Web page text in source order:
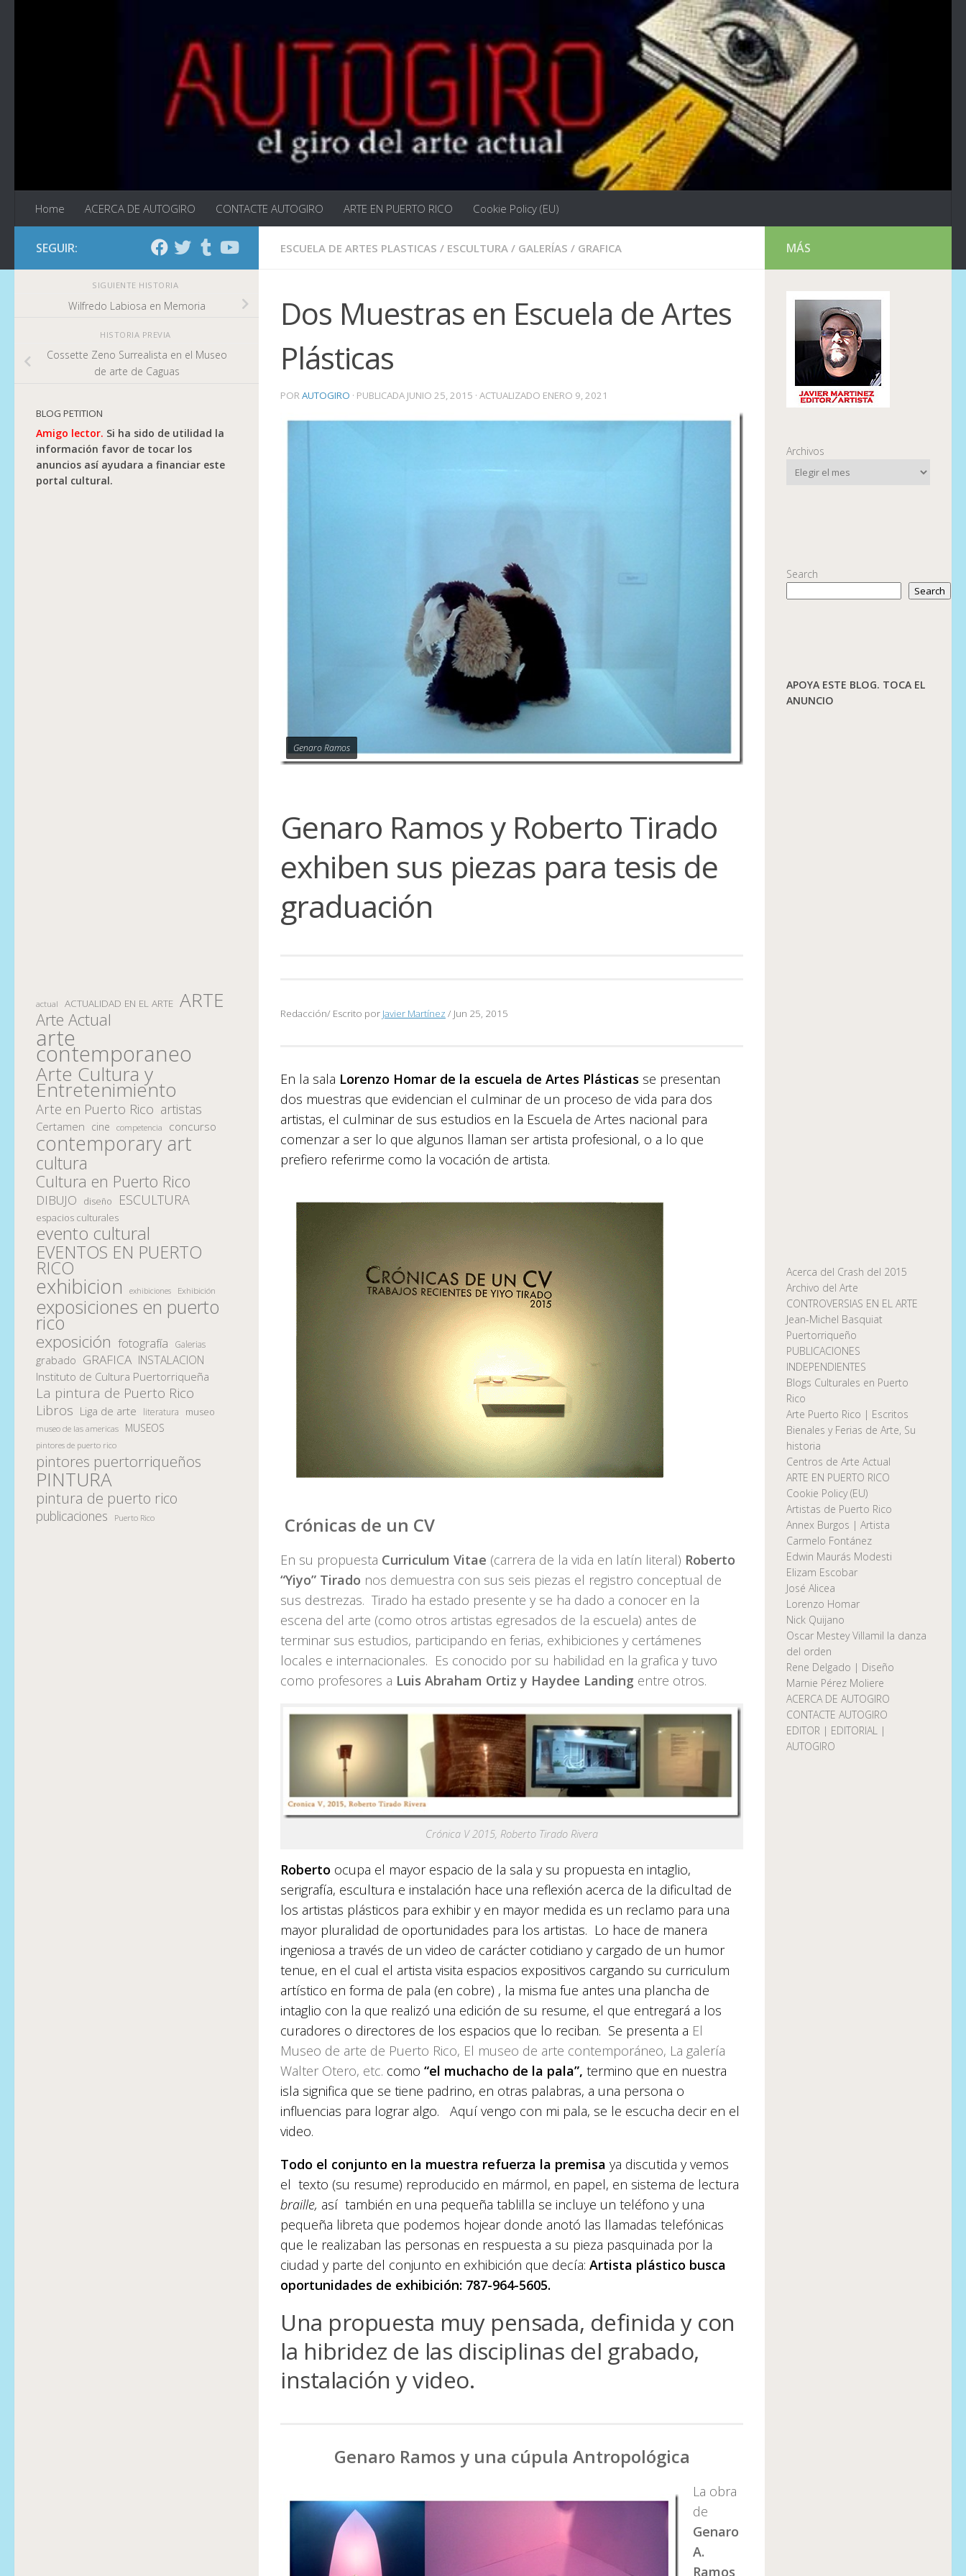
Home ACERCA DE AUTOGIRO CONTACTE AUTOGIRO ARTE EN PUERTO RICO Cookie Policy (EU)
ESCUELA DE ARTES PLASTICAS / ESCULTURA / GALERÍAS / GRAFICA
Dos Muestras en Escuela de Artes
Plásticas
PORAUTOGIRO · PUBLICADA JUNIO 25, 2015 · ACTUALIZADO ENERO 9, 2021
Genaro Ramos
Genaro Ramos y Roberto Tirado
exhiben sus piezas para tesis de
graduación
Redacción/ Escrito por Javier Martínez / Jun 25, 2015
En la sala Lorenzo Homar de la escuela de Artes Plásticas se presentan
dos muestras que evidencian el culminar de un proceso de vida para dos
artistas, el culminar de sus estudios en la Escuela de Artes nacional para
comenzar a ser lo que algunos llaman ser artista profesional, o a lo que
prefiero referirme como la vocación de artista.
Crónicas de un CV
En su propuesta Curriculum Vitae (carrera de la vida en latín literal) Roberto
“Yiyo” Tirado nos demuestra con sus seis piezas el registro conceptual de
sus destrezas. Tirado ha estado presente y se ha dado a conocer en la
escena del arte (como otros artistas egresados de la escuela) antes de
terminar sus estudios, participando en ferias, exhibiciones y certámenes
locales e internacionales. Es conocido por su habilidad en la grafica y tuvo
como profesores a Luis Abraham Ortiz y Haydee Landing entre otros.
Crónica V 2015, Roberto Tirado Rivera
Roberto ocupa el mayor espacio de la sala y su propuesta en intaglio,
serigrafía, escultura e instalación hace una reflexión acerca de la dificultad de
los artistas plásticos para exhibir y en mayor medida es un reclamo para una
mayor pluralidad de oportunidades para los artistas. Lo hace de manera
ingeniosa a través de un video de carácter cotidiano y cargado de un humor
tenue, en el cual el artista visita espacios expositivos cargando su curriculum
artístico en forma de pala (en cobre) , la misma fue antes una plancha de
intaglio con la que realizó una edición de su resume, el que entregará a los
curadores o directores de los espacios que lo reciban. Se presenta a El
Museo de arte de Puerto Rico, El museo de arte contemporáneo, La galería
Walter Otero, etc. como “el muchacho de la pala”, termino que en nuestra
isla significa que se tiene padrino, en otras palabras, a una persona o
influencias para lograr algo. Aquí vengo con mi pala, se le escucha decir en el
video.
Todo el conjunto en la muestra refuerza la premisa ya discutida y vemos
el texto (su resume) reproducido en mármol, en papel, en sistema de lectura
braille, así también en una pequeña tablilla se incluye un teléfono y una
pequeña libreta que podemos hojear donde anotó las llamadas telefónicas
que le realizaban las personas en respuesta a su pieza pasquinada por la
ciudad y parte del conjunto en exhibición que decía: Artista plástico busca
oportunidades de exhibición: 787-964-5605.
Una propuesta muy pensada, definida y con
la hibridez de las disciplinas del grabado,
instalación y video.
Genaro Ramos y una cúpula Antropológica
La obra
de
Genaro
A.
Ramos
SEGUIR:
SIGUIENTE HISTORIA
Wilfredo Labiosa en Memoria
HISTORIA PREVIA
Cossette Zeno Surrealista en el Museo
de arte de Caguas
BLOG PETITION
Amigo lector. Si ha sido de utilidad la
información favor de tocar los
anuncios así ayudara a financiar este
portal cultural.
actual ACTUALIDAD EN EL ARTE ARTE
Arte Actual
arte
contemporaneo
Arte Cultura y
Entretenimiento
Arte en Puerto Rico artistas
Certamen cine competencia concurso
contemporary art
cultura
Cultura en Puerto Rico
DIBUJO diseño ESCULTURA
espacios culturales
evento cultural
EVENTOS EN PUERTO
RICO
exhibicion exhibiciones Exhibición
exposiciones en puerto
rico
exposición fotografía Galerias
grabado GRAFICA INSTALACION
Instituto de Cultura Puertorriqueña
La pintura de Puerto Rico
Libros Liga de arte literatura museo
museo de las americas MUSEOS
pintores de puerto rico
pintores puertorriqueños
PINTURA
pintura de puerto rico
publicaciones Puerto Rico
MÁS
Archivos
Search
Search
APOYA ESTE BLOG. TOCA EL
ANUNCIO
Acerca del Crash del 2015
Archivo del Arte
CONTROVERSIAS EN EL ARTE
Jean-Michel Basquiat
Puertorriqueño
PUBLICACIONES
INDEPENDIENTES
Blogs Culturales en Puerto
Rico
Arte Puerto Rico | Escritos
Bienales y Ferias de Arte, Su
historia
Centros de Arte Actual
ARTE EN PUERTO RICO
Cookie Policy (EU)
Artistas de Puerto Rico
Annex Burgos | Artista
Carmelo Fontánez
Edwin Maurás Modesti
Elizam Escobar
José Alicea
Lorenzo Homar
Nick Quijano
Oscar Mestey Villamil la danza
del orden
Rene Delgado | Diseño
Marnie Pérez Moliere
ACERCA DE AUTOGIRO
CONTACTE AUTOGIRO
EDITOR | EDITORIAL |
AUTOGIRO